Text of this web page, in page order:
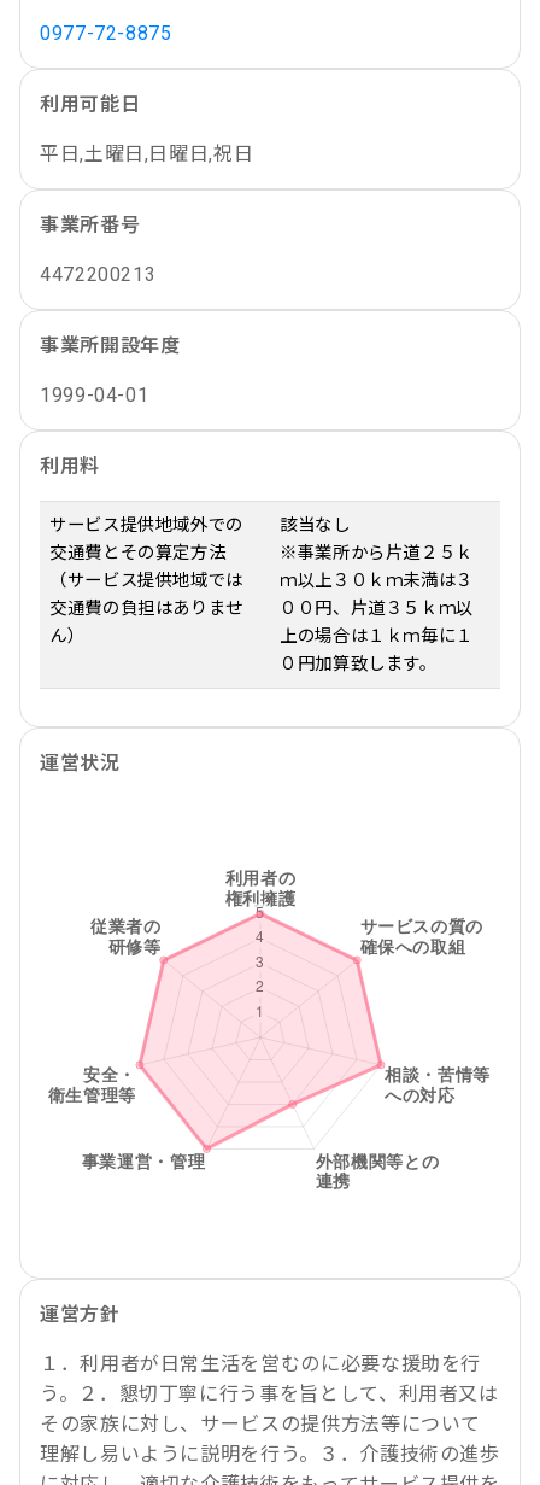
0977-72-8875
利用可能日
平日,土曜日,日曜日,祝日
事業所番号
4472200213
事業所開設年度
1999-04-01
利用料
サービス提供地域外での
交通費とその算定方法
（サービス提供地域では
交通費の負担はありませ
ん）
該当なし
※事業所から片道２５ｋ
ｍ以上３０ｋｍ未満は３
００円、片道３５ｋｍ以
上の場合は１ｋｍ毎に１
０円加算致します。
運営状況
運営方針
１．利用者が日常生活を営むのに必要な援助を行
う。２．懇切丁寧に行う事を旨として、利用者又は
その家族に対し、サービスの提供方法等について
理解し易いように説明を行う。３．介護技術の進歩